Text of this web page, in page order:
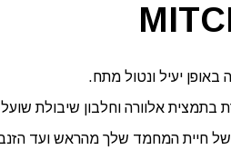
יעיל ונטול מתח.
בתמצית אלוורה וחלבון שיבולת שועל
של חיית המחמד שלך מהראש ועד